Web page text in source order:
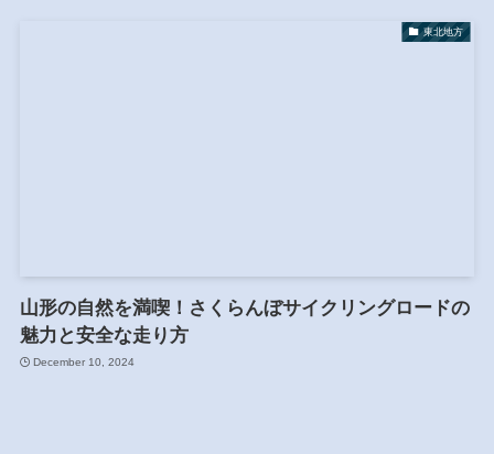
東北地方
山形の自然を満喫！さくらんぼサイクリングロードの
魅力と安全な走り方
December 10, 2024